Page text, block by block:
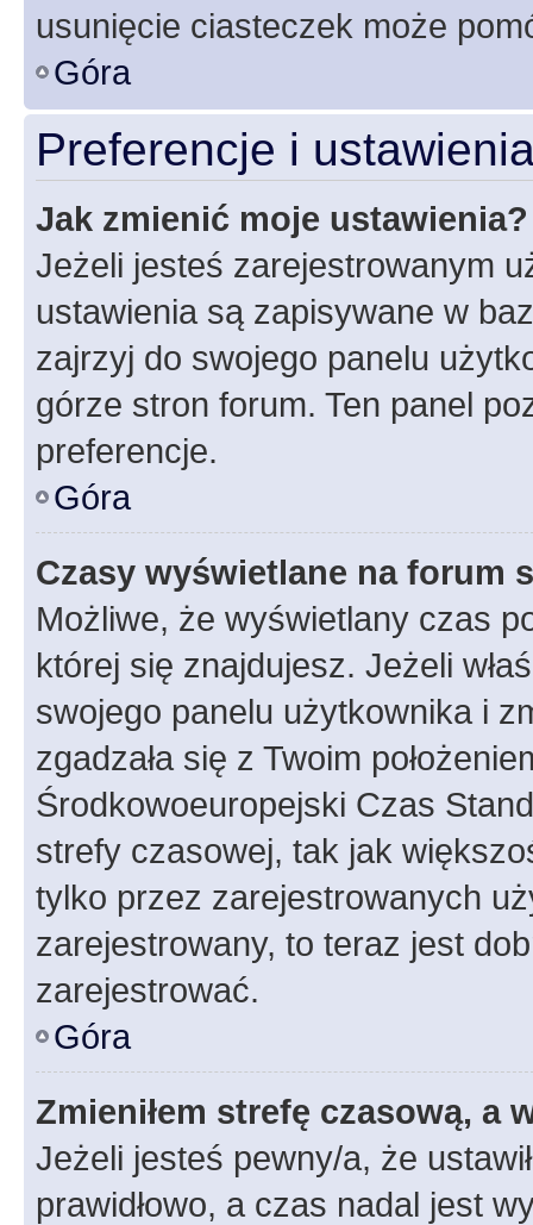
usunięcie ciasteczek może
Góra
Preferencje i
Jak zmienić moje ustawienia?
Jeżeli jesteś zarejestrowanym
ustawienia są zapisywane w
zajrzyj do swojego panelu
górze stron forum. Ten panel
preferencje.
Góra
Czasy wyświetlane na forum
Możliwe, że wyświetlany czas
której się znajdujesz. Jeżeli
swojego panelu użytkownika i
zgadzała się z Twoim
Środkowoeuropejski Czas
strefy czasowej, tak jak
tylko przez zarejestrowanych
zarejestrowany, to teraz jest
zarejestrować.
Góra
Zmieniłem strefę czasową, a
Jeżeli jesteś pewny/a, że
prawidłowo, a czas nadal jest